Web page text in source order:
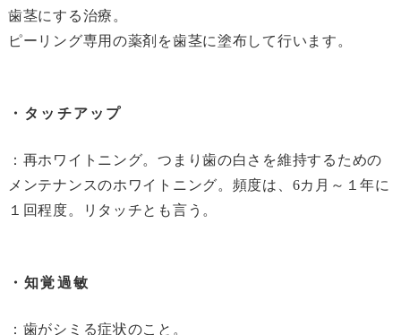
歯茎にする治療。
ピーリング専用の薬剤を歯茎に塗布して行います。
・タッチアップ
：再ホワイトニング。つまり歯の白さを維持するための
メンテナンスのホワイトニング。頻度は、6カ月～１年に
１回程度。リタッチとも言う。
・知覚過敏
：歯がシミる症状のこと。